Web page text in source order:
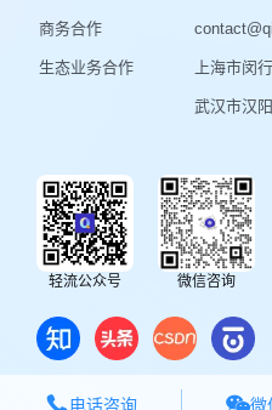
商务合作
生态业务合作 上海市闵
武汉市汉
轻流公众号 微信咨询
 电话咨询 微